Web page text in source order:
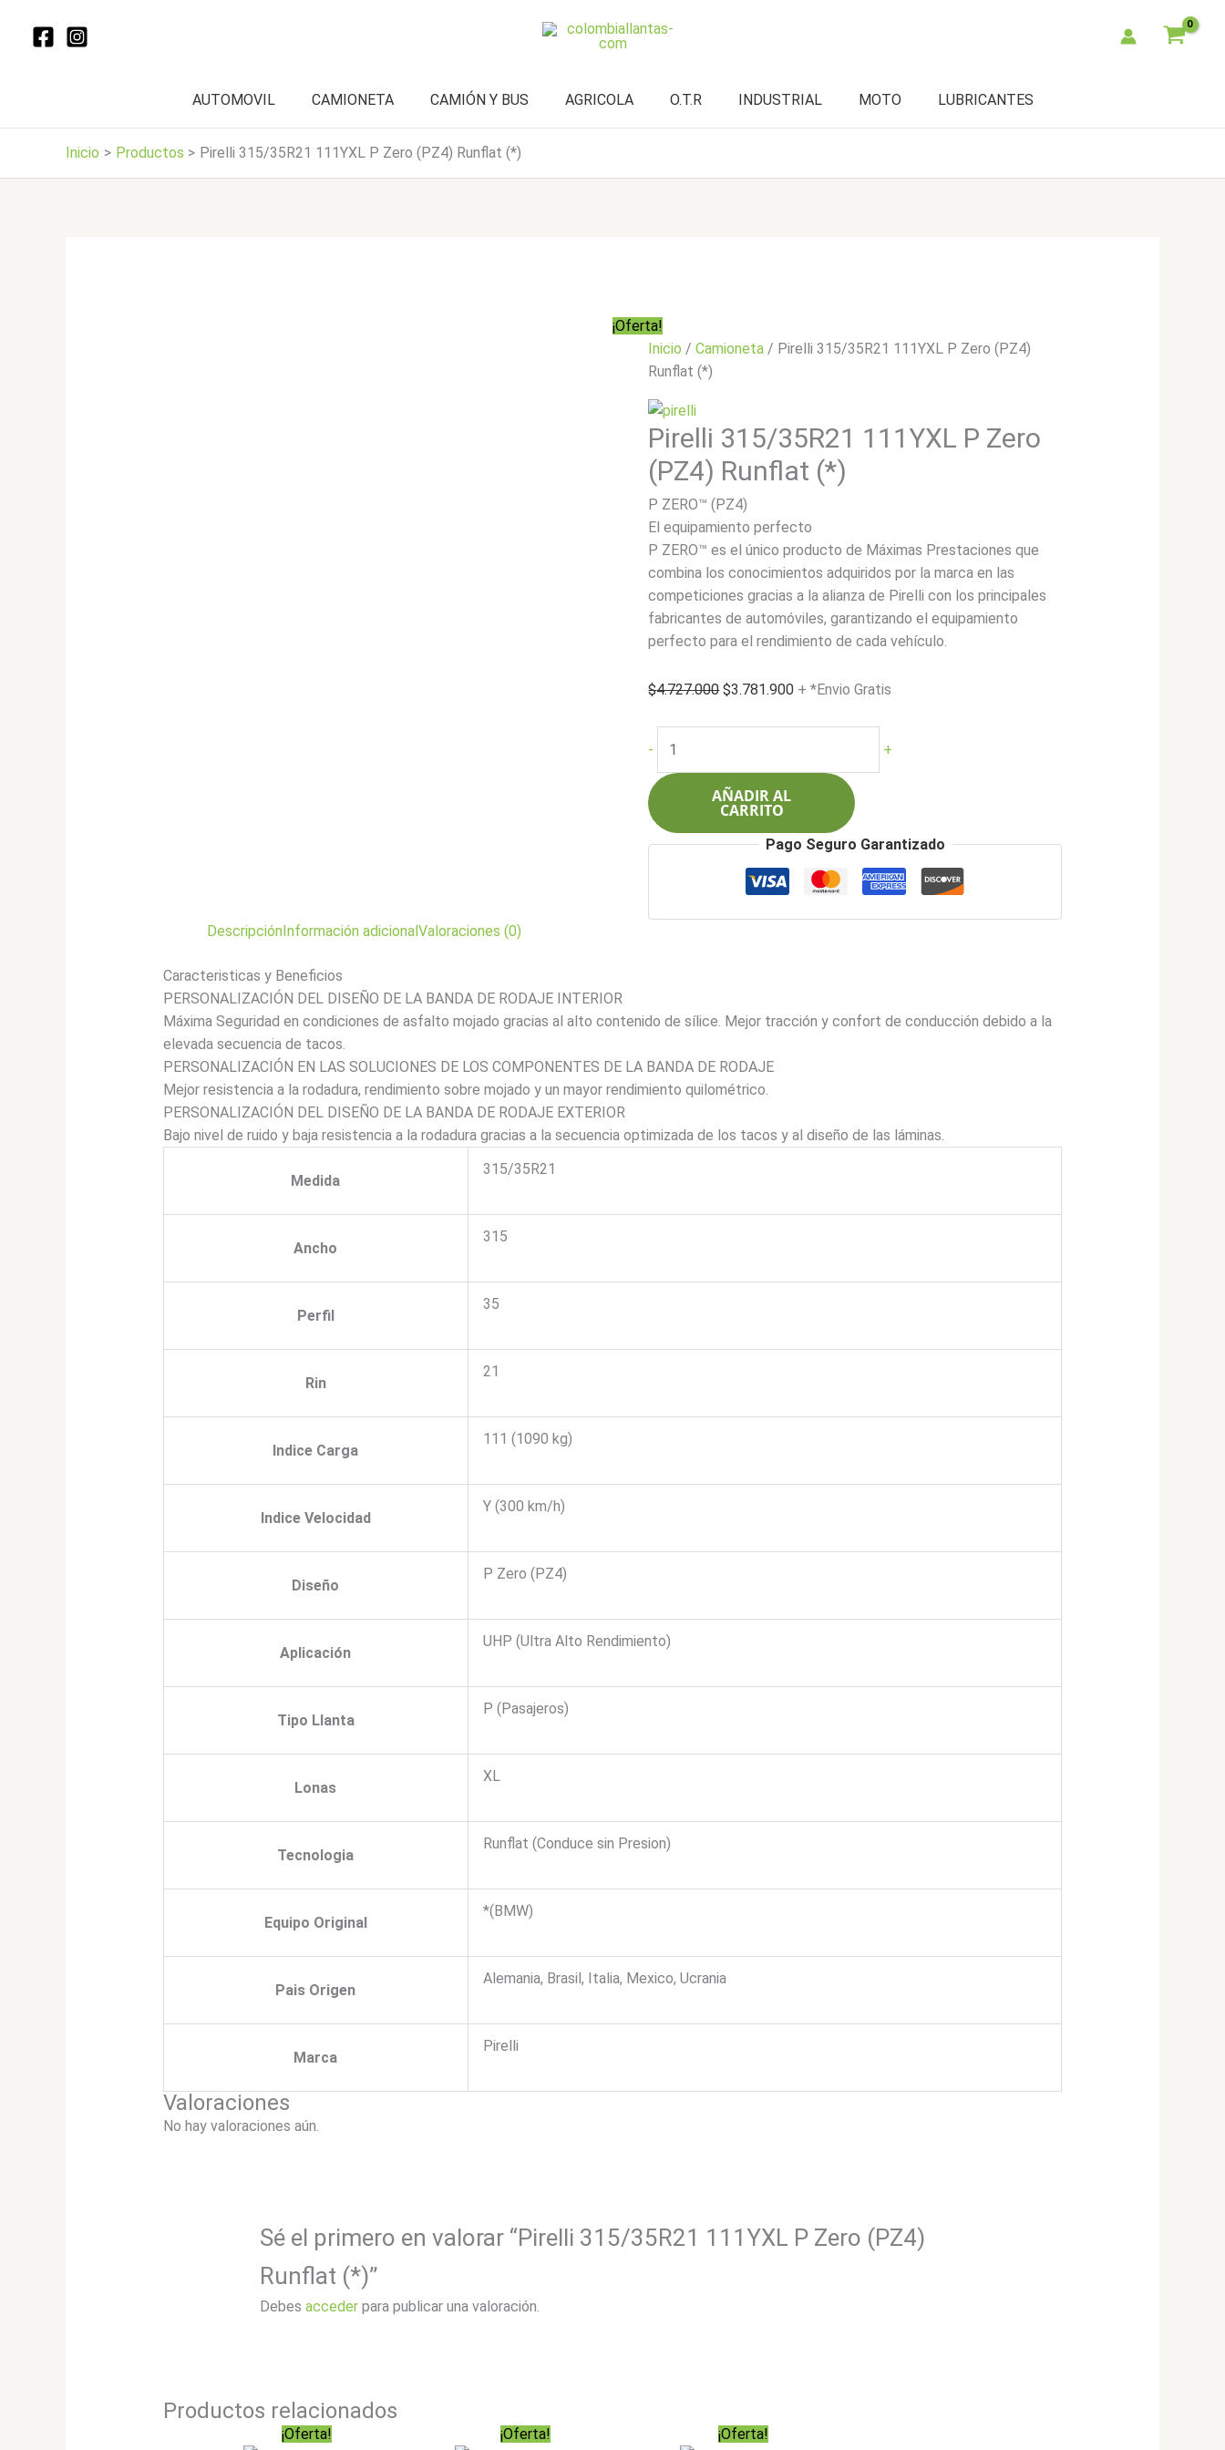
AUTOMOVIL CAMIONETA CAMIÓN Y BUS AGRICOLA O.T.R INDUSTRIAL MOTO LUBRICANTES
Inicio Productos Pirelli 315/35R21 111YXL P Zero (PZ4) Runflat (*)
¡Oferta!
Inicio /Camioneta / Pirelli 315/35R21 111YXL P Zero (PZ4)
Runflat (*)
Pirelli 315/35R21 111YXL P Zero
(PZ4) Runflat (*)
P ZERO™ (PZ4)
El equipamiento perfecto
P ZERO™ es el único producto de Máximas Prestaciones que
combina los conocimientos adquiridos por la marca en las
competiciones gracias a la alianza de Pirelli con los principales
fabricantes de automóviles, garantizando el equipamiento
perfecto para el rendimiento de cada vehículo.
$4.727.000El
$3.781.900El
$3.781.900.
+ *Envio Gratis
-
315/35R21
111YXL
Zero
(PZ4)
cantidad
+
AÑADIR AL
CARRITO
Pago Seguro Garantizado
DescripciónInformación adicionalValoraciones (0)
Caracteristicas y Beneficios
PERSONALIZACIÓN DEL DISEÑO DE LA BANDA DE RODAJE INTERIOR
Máxima Seguridad en condiciones de asfalto mojado gracias al alto contenido de sílice. Mejor tracción y confort de conducción debido a la
elevada secuencia de tacos.
PERSONALIZACIÓN EN LAS SOLUCIONES DE LOS COMPONENTES DE LA BANDA DE RODAJE
Mejor resistencia a la rodadura, rendimiento sobre mojado y un mayor rendimiento quilométrico.
PERSONALIZACIÓN DEL DISEÑO DE LA BANDA DE RODAJE EXTERIOR
Bajo nivel de ruido y baja resistencia a la rodadura gracias a la secuencia optimizada de los tacos y al diseño de las láminas.
Medida
315/35R21
Ancho
315
Perfil
35
Rin
21
Indice Carga
111 (1090 kg)
Indice Velocidad
Y (300 km/h)
Diseño
P Zero (PZ4)
Aplicación
UHP (Ultra Alto Rendimiento)
Tipo Llanta
P (Pasajeros)
Lonas
XL
Tecnologia
Runflat (Conduce sin Presion)
Equipo Original
*(BMW)
Pais Origen
Alemania, Brasil, Italia, Mexico, Ucrania
Marca
Pirelli
Valoraciones
No hay valoraciones aún.
Sé el primero en valorar “Pirelli 315/35R21 111YXL P Zero (PZ4)
Runflat (*)”
Debesacceder para publicar una valoración.
Productos relacionados
¡Oferta! ¡Oferta! ¡Oferta!
$4.727.000.
es:
cantidad